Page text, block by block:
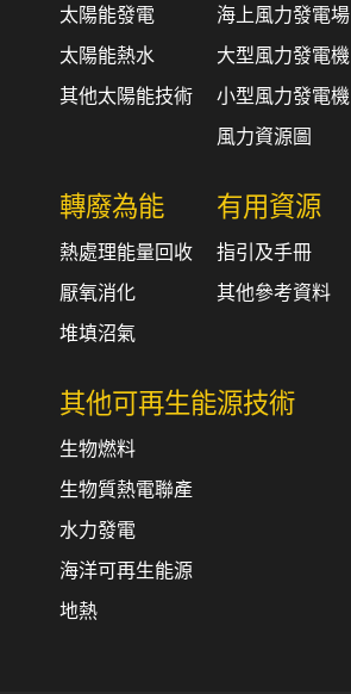
太陽能發電
太陽能熱水
其他太陽能技術
海上風力發電場
大型風力發電機
小型風力發電機
風力資源圖
轉廢為能
熱處理能量回收
厭氧消化
堆填沼氣
有用資源
指引及手冊
其他參考資料
其他可再生能源技術
生物燃料
生物質熱電聯產
水力發電
海洋可再生能源
地熱